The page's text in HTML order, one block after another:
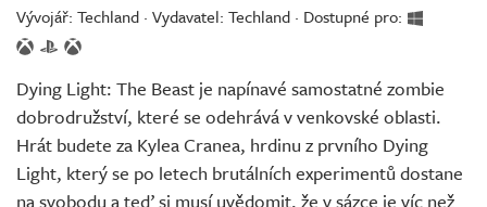
Redakce
Živě
Vývojář: Techland · Vydavatel: Techland · Dostupné pro:
Dying Light: The Beast je napínavé samostatné zombie
dobrodružství, které se odehrává v venkovské oblasti.
Hrát budete za Kylea Cranea, hrdinu z prvního Dying
Light, který se po letech brutálních experimentů dostane
na svobodu a teď si musí uvědomit, že v sázce je víc než